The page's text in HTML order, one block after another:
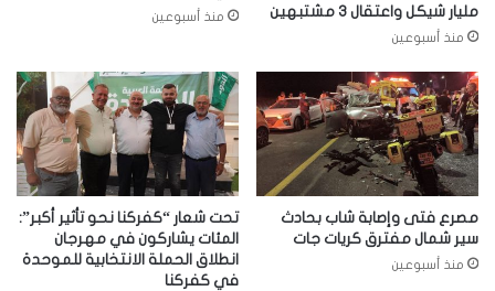
مليار شيكل واعتقال 3 مشتبهين
منذ أسبوعين
منذ أسبوعين
مصرع فتى وإصابة شاب بحادث
سير شمال مفترق كريات جات
منذ أسبوعين
تحت شعار “كفركنا نحو تأثير أكبر”:
المئات يشاركون في مهرجان
انطلاق الحملة الانتخابية للموحدة
في كفركنا